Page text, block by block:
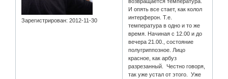
Зарегистрирован: 2012-11-30
И опять все стает, как колол
интерферон. Т.е.
температура в одно и то же
время. Начиная с 12.00 и до
вечера 21.00., состояние
полугриппозное. Лицо
красное, как арбуз
разрезанный. Честно говоря,
так уже устал от этого. Уже